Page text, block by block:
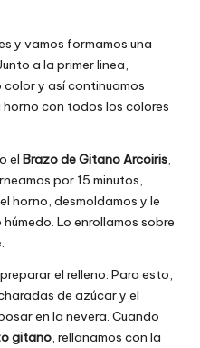
y vamos formamos una
a la primer linea,
y así continuamos
con todos los colores
el Brazo de Gitano Arcoiris,
por 15 minutos,
horno, desmoldamos y le
Lo enrollamos sobre
el relleno. Para esto,
de azúcar y el
en la nevera. Cuando
gitano, rellanamos con la